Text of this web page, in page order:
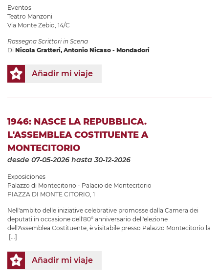
Eventos
Teatro Manzoni
Via Monte Zebio, 14/C
Rassegna Scrittori in Scena
Di Nicola Gratteri, Antonio Nicaso - Mondadori
Añadir mi viaje
1946: NASCE LA REPUBBLICA.
L'ASSEMBLEA COSTITUENTE A
MONTECITORIO
desde 07-05-2026 hasta 30-12-2026
Exposiciones
Palazzo di Montecitorio - Palacio de Montecitorio
PIAZZA DI MONTE CITORIO, 1
Nell'ambito delle iniziative celebrative promosse dalla Camera dei
deputati in occasione dell'80° anniversario dell'elezione
dell'Assemblea Costituente, è visitabile presso Palazzo Montecitorio la
[...]
Añadir mi viaje